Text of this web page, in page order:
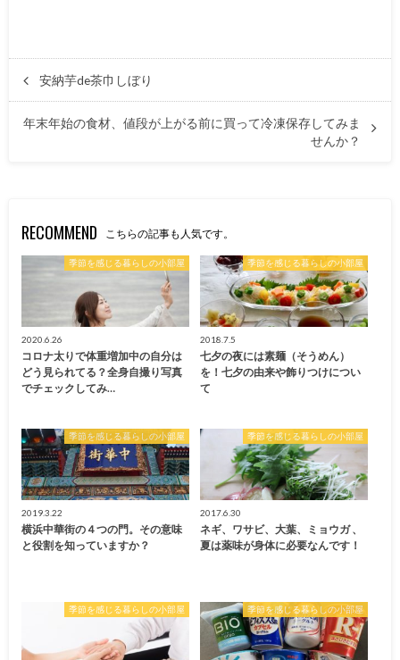
安納芋de茶巾しぼり
年末年始の食材、値段が上がる前に買って冷凍保存してみま
せんか？
RECOMMEND こちらの記事も人気です。
季節を感じる暮らしの小部屋
2020.6.26
コロナ太りで体重増加中の自分は
どう見られてる？全身自撮り写真
でチェックしてみ…
季節を感じる暮らしの小部屋
2018.7.5
七夕の夜には素麺（そうめん）
を！七夕の由来や飾りつけについ
て
季節を感じる暮らしの小部屋
2019.3.22
横浜中華街の４つの門。その意味
と役割を知っていますか？
季節を感じる暮らしの小部屋
2017.6.30
ネギ、ワサビ、大葉、ミョウガ 、
夏は薬味が身体に必要なんです！
季節を感じる暮らしの小部屋 季節を感じる暮らしの小部屋